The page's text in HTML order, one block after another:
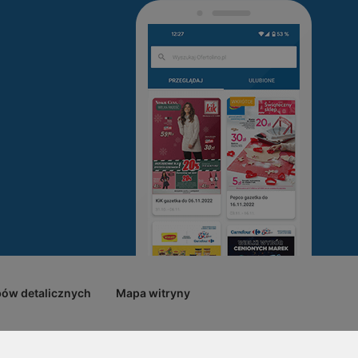
detalicznych Mapa witryny